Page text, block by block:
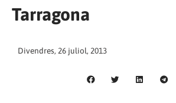
Tarragona
Divendres, 26 juliol, 2013